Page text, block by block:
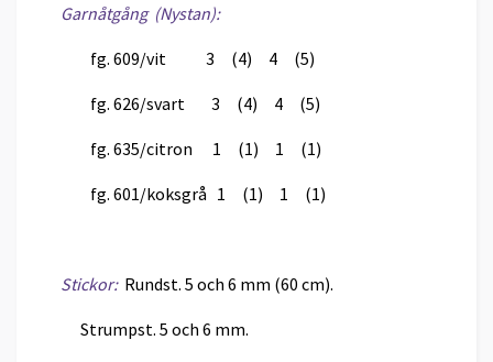
Garnåtgång (Nystan):
fg. 609/vit 3 (4) 4 (5)
fg. 626/svart 3 (4) 4 (5)
fg. 635/citron 1 (1) 1 (1)
fg. 601/koksgrå 1 (1) 1 (1)
Stickor:Rundst. 5 och 6 mm (60 cm).
Strumpst. 5 och 6 mm.